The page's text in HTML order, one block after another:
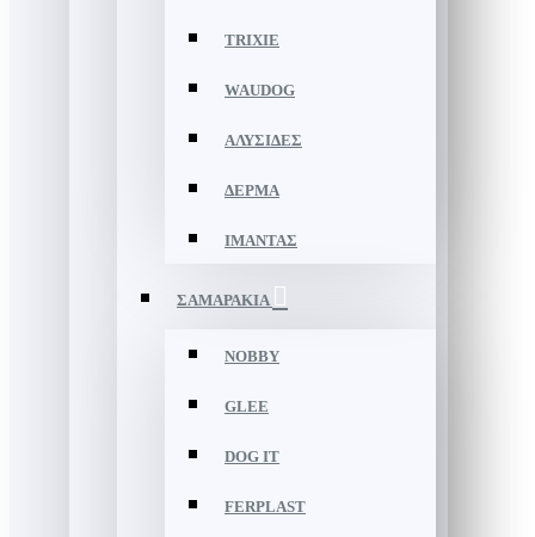
TRIXIE
WAUDOG
ΑΛΥΣΙΔΕΣ
ΔΕΡΜΑ
ΙΜΑΝΤΑΣ
ΣΑΜΑΡΑΚΙΑ
NOBBY
GLEE
DOG IT
FERPLAST